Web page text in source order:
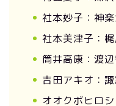
社本妙子：神
社本美津子：
筒井高康：渡
吉田アキオ：
オオクボヒロ